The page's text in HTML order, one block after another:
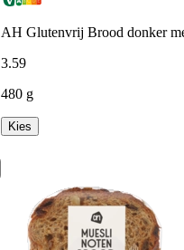
AH Glutenvrij Brood donker
3.59
480 g
Kies